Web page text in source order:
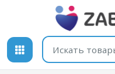
К содержимому
Поиск товаров